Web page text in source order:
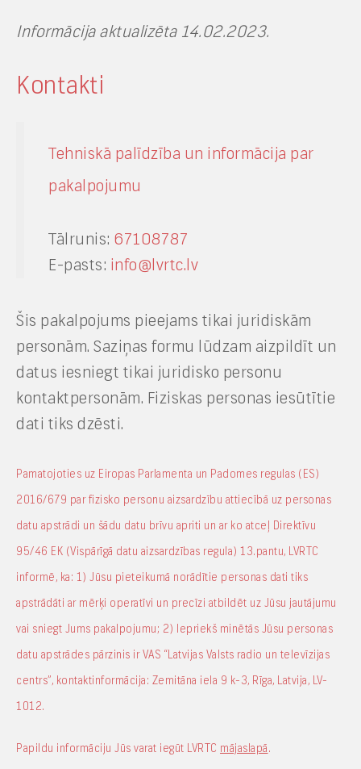
Informācija aktualizēta 14.02.2023.
Kontakti
Tehniskā palīdzība un informācija par
pakalpojumu
Tālrunis: 67108787
E-pasts: info@lvrtc.lv
Šis pakalpojums pieejams tikai juridiskām
personām. Saziņas formu lūdzam aizpildīt un
datus iesniegt tikai juridisko personu
kontaktpersonām. Fiziskas personas iesūtītie
dati tiks dzēsti.
Pamatojoties uz Eiropas Parlamenta un Padomes regulas (ES)
2016/679 par fizisko personu aizsardzību attiecībā uz personas
datu apstrādi un šādu datu brīvu apriti un ar ko atceļ Direktīvu
95/46 EK (Vispārīgā datu aizsardzības regula) 13.pantu, LVRTC
informē, ka: 1) Jūsu pieteikumā norādītie personas dati tiks
apstrādāti ar mērķi operatīvi un precīzi atbildēt uz Jūsu jautājumu
vai sniegt Jums pakalpojumu; 2) Iepriekš minētās Jūsu personas
datu apstrādes pārzinis ir VAS “Latvijas Valsts radio un televīzijas
centrs”, kontaktinformācija: Zemitāna iela 9 k-3, Rīga, Latvija, LV-
1012.
Papildu informāciju Jūs varat iegūt LVRTC mājaslapā.